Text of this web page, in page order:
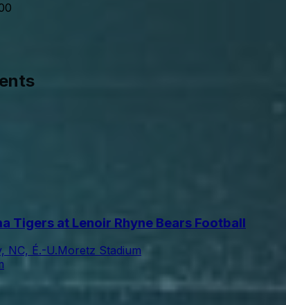
Tigers at Lenoir Rhyne Bears Football
NC, É.-U.Moretz Stadium